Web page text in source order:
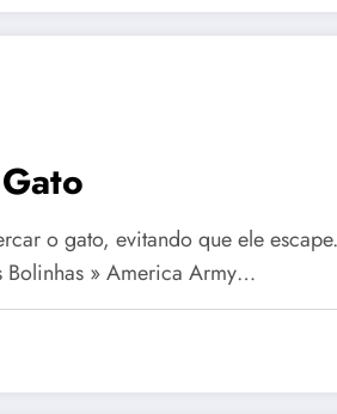
o gato, evitando que ele
Bolinhas » America Army…